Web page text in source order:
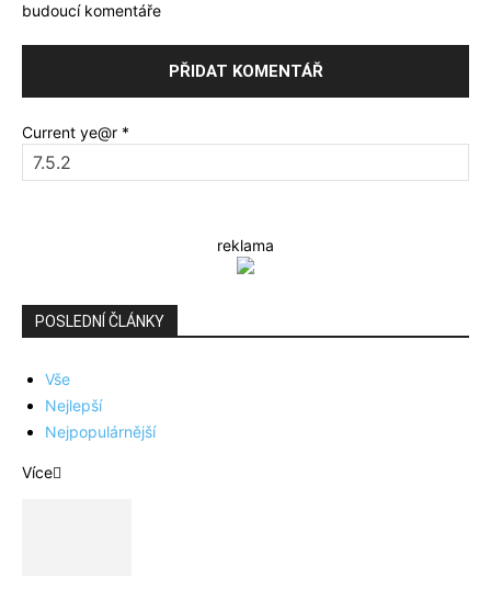
budoucí komentáře
Current ye@r *
reklama
POSLEDNÍ ČLÁNKY
Vše
Nejlepší
Nejpopulárnější
Více